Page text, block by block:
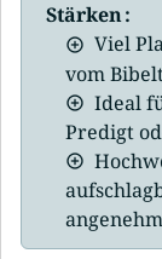
Stärken :
Viel
vom
Ideal
Predigt